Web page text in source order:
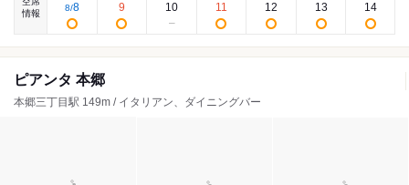
情報
8/8 9 10 11 12 13 14
ピアンタ 本郷
本郷三丁目駅 149m / イタリアン、ダイニングバー